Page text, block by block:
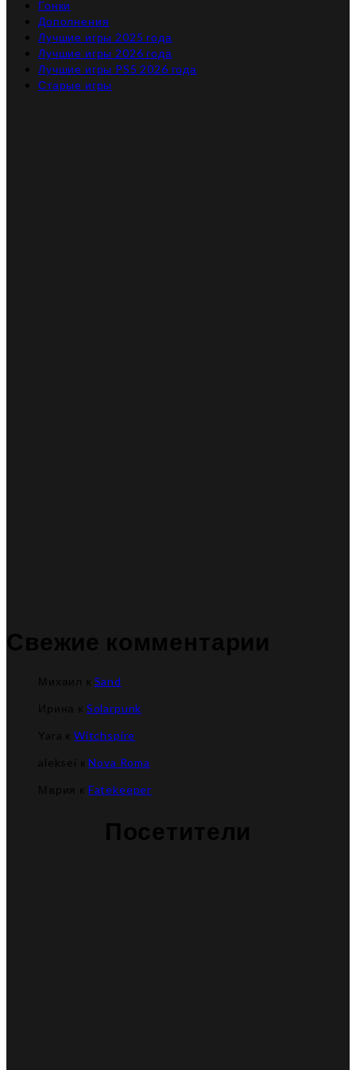
Гонки
Дополнения
Лучшие игры 2025 года
Лучшие игры 2026 года
Лучшие игры PS5 2026 года
Старые игры
Свежие комментарии
Михаил к Sand
Ирина к Solarpunk
Yara к Witchspire
aleksei кNova Roma
Мария к Fatekeeper
Посетители